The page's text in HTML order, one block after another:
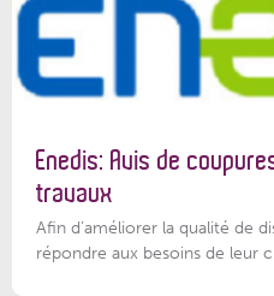
Enedis: Avis de
travaux
Afin d’améliorer la qualité de
répondre aux besoins de leur